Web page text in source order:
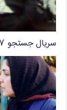
سریال جستجو ۱۳۶۷